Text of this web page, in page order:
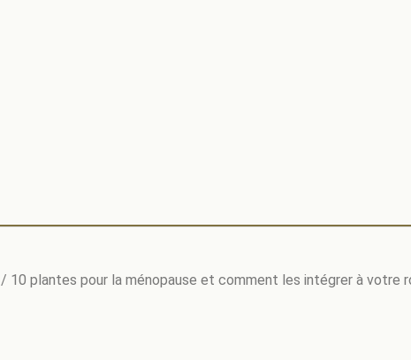
/ 10 plantes pour la ménopause et comment les intégrer à votre